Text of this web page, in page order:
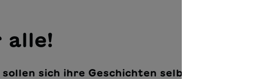
alle!
sich ihre Geschichten selbst aussuchen,